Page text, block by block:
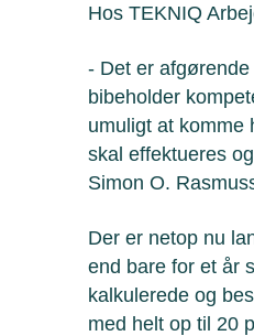
Hos TEKNIQ
- Det er
bibeholder
umuligt at komme
skal effektueres
Simon O.
Der er netop nu
end bare for et år
kalkulerede og
med helt op til 20